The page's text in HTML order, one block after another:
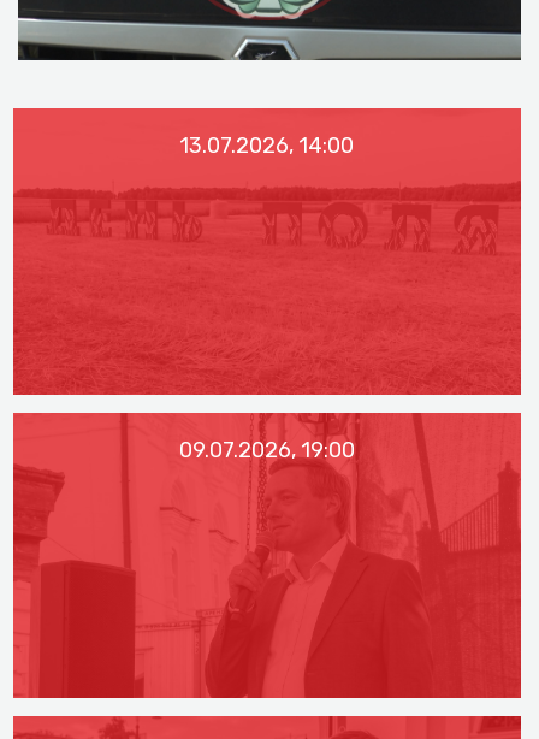
13.07.2026, 14:00
09.07.2026, 19:00